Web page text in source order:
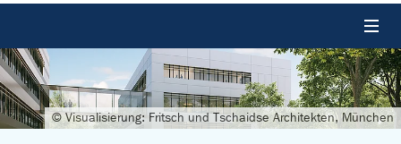
© Visualisierung: Fritsch und Tschaidse Architekten, München